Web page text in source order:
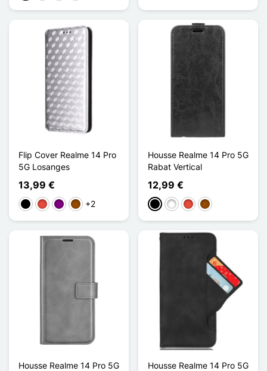
Flip Cover Realme 14 Pro
5G Losanges
13,99 €
NegroRojoPúrpuraMarrón
+2
Housse Realme 14 Pro 5G
Rabat Vertical
12,99 €
NegroBlancoRojoMarrón
Housse Realme 14 Pro 5G
Housse Realme 14 Pro 5G